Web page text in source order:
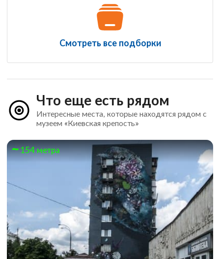
Смотреть все подборки
Что еще есть рядом
Интересные места, которые находятся рядом с
музеем «Киевская крепость»
154 метра